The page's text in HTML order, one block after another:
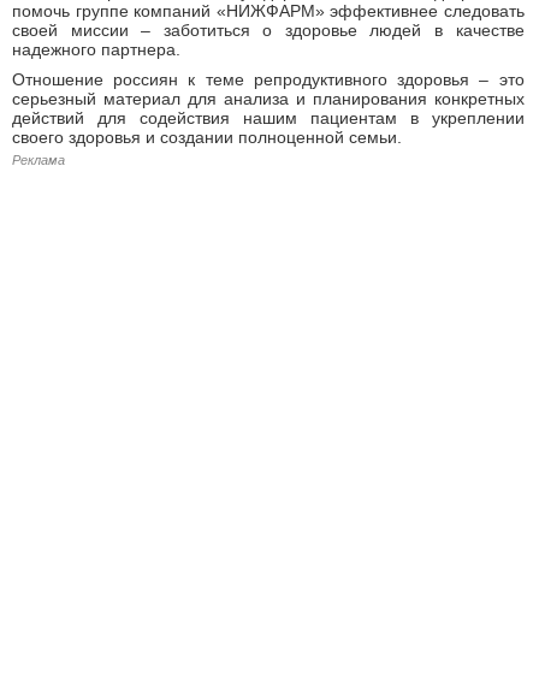
помочь группе компаний «НИЖФАРМ» эффективнее следовать
своей миссии – заботиться о здоровье людей в качестве
надежного партнера.
Отношение россиян к теме репродуктивного здоровья – это
серьезный материал для анализа и планирования конкретных
действий для содействия нашим пациентам в укреплении
своего здоровья и создании полноценной семьи.
Реклама